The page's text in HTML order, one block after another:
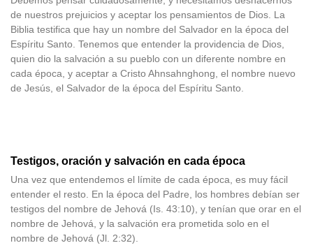
de nuestros prejuicios y aceptar los pensamientos de Dios. La
Biblia testifica que hay un nombre del Salvador en la época del
Espíritu Santo. Tenemos que entender la providencia de Dios,
quien dio la salvación a su pueblo con un diferente nombre en
cada época, y aceptar a Cristo Ahnsahnghong, el nombre nuevo
de Jesús, el Salvador de la época del Espíritu Santo.
Testigos, oración y salvación en cada época
Una vez que entendemos el límite de cada época, es muy fácil
entender el resto. En la época del Padre, los hombres debían ser
testigos del nombre de Jehová (Is. 43:10), y tenían que orar en el
nombre de Jehová, y la salvación era prometida solo en el
nombre de Jehová (Jl. 2:32).